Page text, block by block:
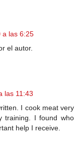
a las 6:25
el autor.
las 11:43
I cook meat very
training. I found who
help I receive.